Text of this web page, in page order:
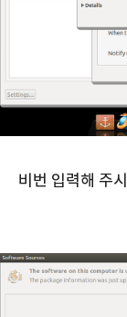
비번 입력해 주